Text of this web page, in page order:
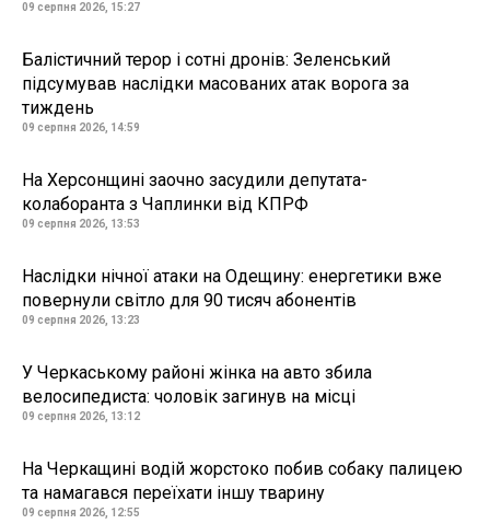
09 серпня 2026, 15:27
Балістичний терор і сотні дронів: Зеленський
підсумував наслідки масованих атак ворога за
тиждень
09 серпня 2026, 14:59
На Херсонщині заочно засудили депутата-
колаборанта з Чаплинки від КПРФ
09 серпня 2026, 13:53
Наслідки нічної атаки на Одещину: енергетики вже
повернули світло для 90 тисяч абонентів
09 серпня 2026, 13:23
У Черкаському районі жінка на авто збила
велосипедиста: чоловік загинув на місці
09 серпня 2026, 13:12
На Черкащині водій жорстоко побив собаку палицею
та намагався переїхати іншу тварину
09 серпня 2026, 12:55